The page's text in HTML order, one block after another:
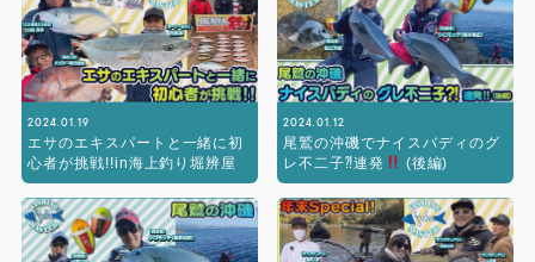
2024.01.19
エサのエキスパートと一緒に初
心者が挑戦!!in海上釣り堀辨屋
2024.01.12
尾鷲の沖磯でナイスバディのグ
レ不二子⁈連発
(後編)